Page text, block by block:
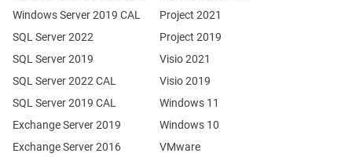
Exchange Server 2019
Exchange Server 2016
SQL Server 2022
SQL Server 2019
Windows Server 2019 CAL
SQL Server 2022 CAL
SQL Server 2019 CAL
Project 2021
Project 2019
Visio 2021
Visio 2019
Windows 11
Windows 10
VMware